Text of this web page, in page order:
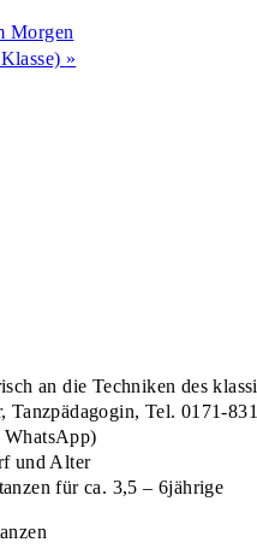
Morgen
»
an die Techniken des
Tanzpädagogin, Tel. 0171-
WhatsApp)
und Alter
für ca. 3,5 – 6jährige